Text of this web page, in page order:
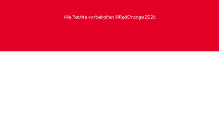
Alle Rechte vorbehalten ©RedOrange 2026